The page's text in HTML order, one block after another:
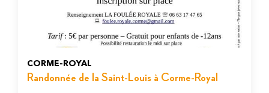
CORME-ROYAL
Randonnée de la Saint-Louis à Corme-Royal